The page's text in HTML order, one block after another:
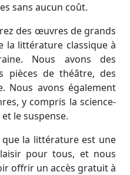
sans aucun coût.
des œuvres de grands
la littérature classique à
Nous avons des
pièces de théâtre, des
Nous avons également
y compris la science-
le suspense.
que la littérature est une
pour tous, et nous
offrir un accès gratuit à